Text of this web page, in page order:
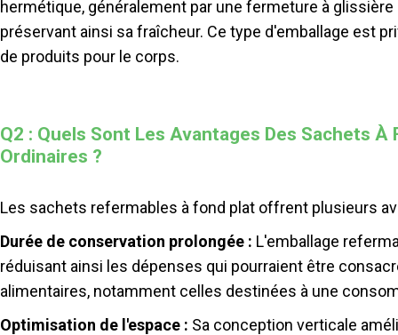
hermétique, généralement par une fermeture à
préservant ainsi sa fraîcheur. Ce type d'emballage est
de produits pour le corps.
Q2 : Quels Sont Les Avantages Des Sachets
Ordinaires ?
Les sachets refermables à fond plat offrent plusieurs
Durée de conservation prolongée : L'emballage
réduisant ainsi les dépenses qui pourraient être
alimentaires, notamment celles destinées à une
Optimisation de l'espace : Sa conception verticale